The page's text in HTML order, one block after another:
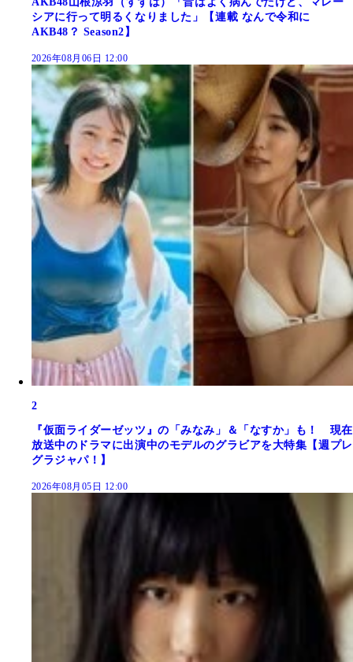
シアに行って明るくなりました」【連載 なんで令和に
AKB48？ Season2】
2026年08月06日 12:00
2
『仮面ライダーゼッツ』の「みなみ」＆「なすか」も！ 現在
放送中のドラマに出演中のモデルのグラビアを大特集【週プレ
グラジャパ！】
2026年08月05日 12:00